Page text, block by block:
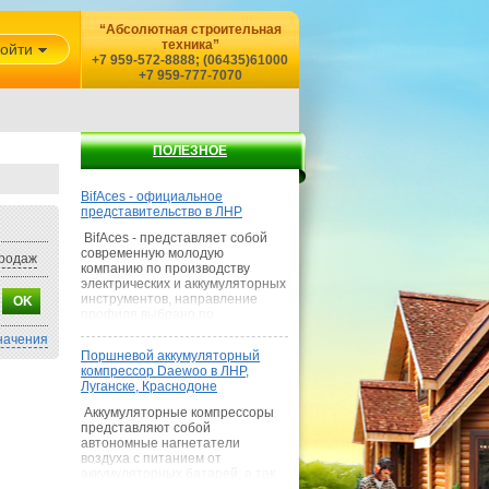
ПОЛЕЗНОЕ
BifAces - официальное
представительство в ЛНР
BifAces - представляет собой
современную молодую
компанию по производству
электрических и аккумуляторных
инструментов, направление
получает умеренную цену при
качестве среднем качестве
товара и как показывает наш
опыт — выше сред
Поршневой аккумуляторный
компрессор Daewoo в ЛНР,
Луганске, Краснодоне
Аккумуляторные компрессоры
представляют собой
автономные нагнетатели
воздуха с питанием от
“Абсолютная строительная
техника”
+7 959-572-8888; (06435)61000
+7 959-777-7070